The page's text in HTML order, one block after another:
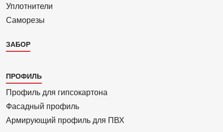
Уплотнители
Саморезы
ЗАБОР
Каталог
3
ПРОФИЛЬ
Профиль для гипсо­картона
Фасадный профиль
Армиру­ю­щий профиль для ПВХ